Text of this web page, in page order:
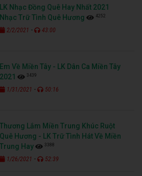
LK Nhạc Đồng Quê Hay Nhất 2021
Nhạc Trữ Tình Quê Hương
4252
2/2/2021 - 43:00
Em Về Miền Tây - LK Dân Ca Miền Tây
2021
3439
1/31/2021 - 50:16
Thương Lắm Miền Trung Khúc Ruột
Quê Hương - LK Trữ Tình Hát Về Miền
Trung Hay
3388
1/26/2021 - 52:39